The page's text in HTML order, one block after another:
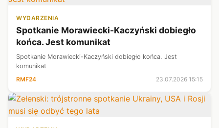
WYDARZENIA
Spotkanie Morawiecki-Kaczyński dobiegło
końca. Jest komunikat
Spotkanie Morawiecki-Kaczyński dobiegło końca. Jest
komunikat
RMF24
23.07.2026 15:15